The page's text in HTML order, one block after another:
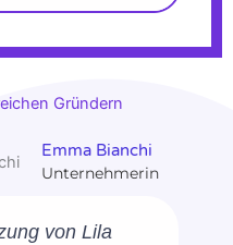
Gründern
von Lila
Emma Bianchi
Unternehmerin